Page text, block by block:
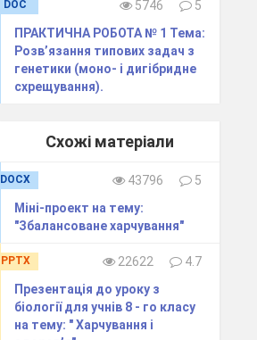
DOC 5746
5
ПРАКТИЧНА РОБОТА № 1 Тема:
Розв’язання типових задач з
генетики (моно- і дигібридне
схрещування).
Схожі матеріали
DOCX 43796
5
Міні-проект на тему:
"Збалансоване харчування"
PPTX 22622
4.7
Презентація до уроку з
біології для учнів 8 - го класу
на тему: " Харчування і